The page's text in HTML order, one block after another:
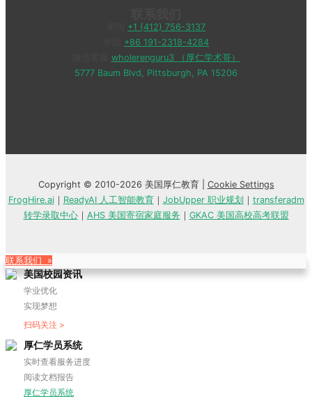
+1 (412) 756-3137
+86 191-2318-4284
wholerenguru3 （厚仁学术哥）
5777 Baum Blvd, Pittsburgh, PA 15206
Copyright © 2010-2026 美国厚仁教育 | Cookie Settings
FrogHire.ai｜ ReadyAI 人工智能教育｜ JobUpper 职业规划 ｜ transferadm
转学录取中心｜ AHS 美国寄宿家庭服务 ｜ GKAC 美国高校高考联盟
联系我们 »
美国校园资讯
学业优化
实现梦想
扫码关注 >
厚仁学员系统
实时查看服务进度
阅读文档报告
厚仁学员系统